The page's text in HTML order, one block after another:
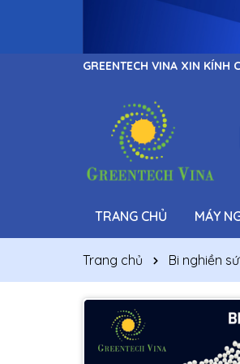
GREENTECH VINA XIN KÍNH
TRANG CHỦ MÁY
Trang chủ Bi nghiền sứ